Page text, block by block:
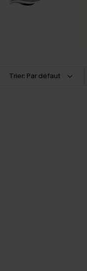
Trier: Par défaut